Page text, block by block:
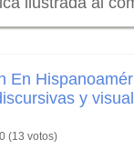
En
y
(13 votos)